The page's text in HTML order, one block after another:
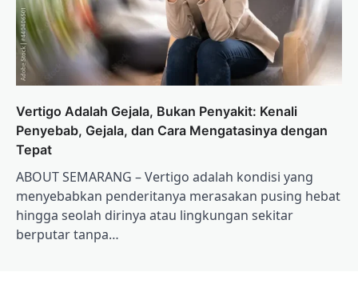
Vertigo Adalah Gejala, Bukan Penyakit: Kenali
Penyebab, Gejala, dan Cara Mengatasinya dengan
Tepat
ABOUT SEMARANG – Vertigo adalah kondisi yang
menyebabkan penderitanya merasakan pusing hebat
hingga seolah dirinya atau lingkungan sekitar
berputar tanpa…